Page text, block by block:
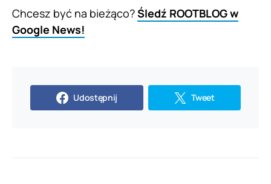
Chcesz być na bieżąco?Śledź ROOTBLOG w
Google News!
Udostępnij Tweet